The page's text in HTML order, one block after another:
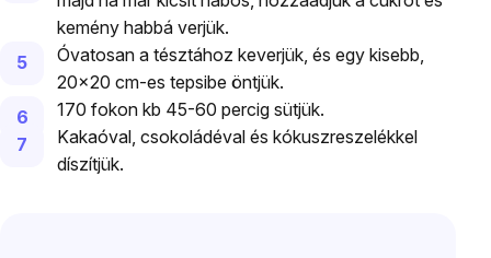
kemény habbá verjük.
Óvatosan a tésztához keverjük, és egy kisebb,
20x20 cm-es tepsibe öntjük.
170 fokon kb 45-60 percig sütjük.
Kakaóval, csokoládéval és kókuszreszelékkel
díszítjük.